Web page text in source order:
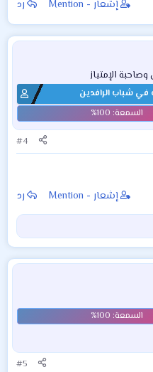
إشعار - Mention رد
الإمتياز
شباب الرافدين
#4
إشعار - Mention رد
#5